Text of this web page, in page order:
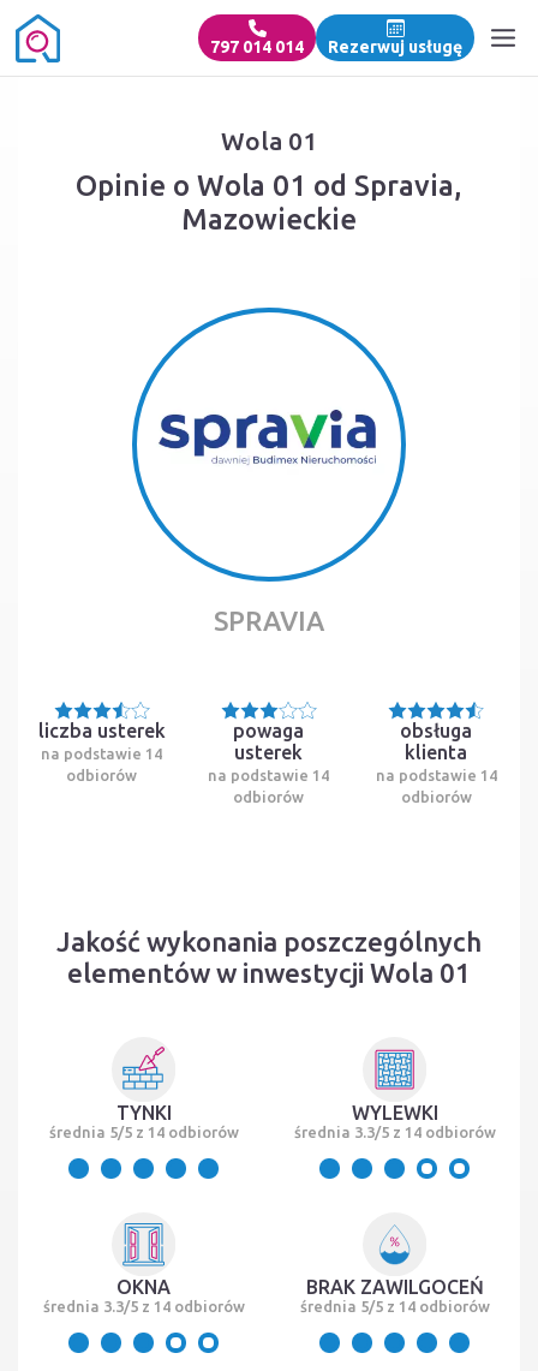
797 014 014 Rezerwuj usługę
Wola 01
Opinie o Wola 01 od Spravia,
Mazowieckie
SPRAVIA
liczba usterek
na podstawie 14
odbiorów
powaga
usterek
na podstawie 14
odbiorów
obsługa
klienta
na podstawie 14
odbiorów
Jakość wykonania poszczególnych
elementów w inwestycji Wola 01
TYNKI
średnia 5/5 z 14 odbiorów
WYLEWKI
średnia 3.3/5 z 14 odbiorów
OKNA
średnia 3.3/5 z 14 odbiorów
BRAK ZAWILGOCEŃ
średnia 5/5 z 14 odbiorów